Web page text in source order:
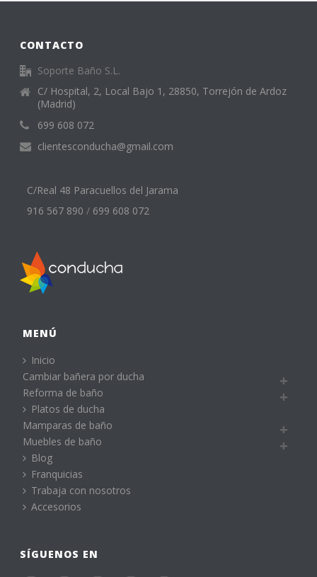
CONTACTO
Soporte Baño S.L.
C/ Hospital, 2, Local Bajo 1, 28850, Torrejón de Ardoz
(Madrid)
699 608 072
clientesconducha@gmail.com
C/Real 48 Paracuellos del Jarama
916 567 890 / 699 608 072
MENÚ
Inicio
Cambiar bañera por ducha
Reforma de baño
Platos de ducha
Mamparas de baño
Muebles de baño
Blog
Franquicias
Trabaja con nosotros
Accesorios
SÍGUENOS EN